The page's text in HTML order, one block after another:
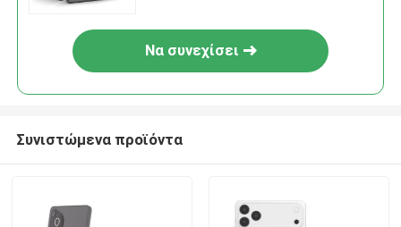
Να συνεχίσει
Συνιστώμενα προϊόντα